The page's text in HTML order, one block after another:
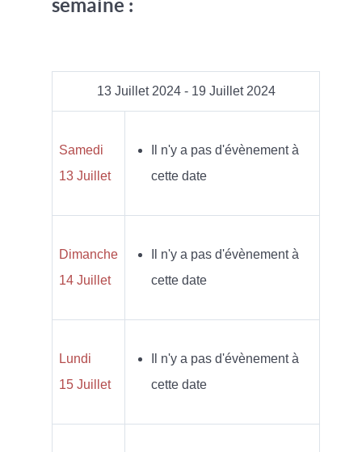
semaine :
13 Juillet 2024 - 19 Juillet 2024
Samedi
13 Juillet
Il n'y a pas d'évènement à
cette date
Dimanche
14 Juillet
Il n'y a pas d'évènement à
cette date
Lundi
15 Juillet
Il n'y a pas d'évènement à
cette date